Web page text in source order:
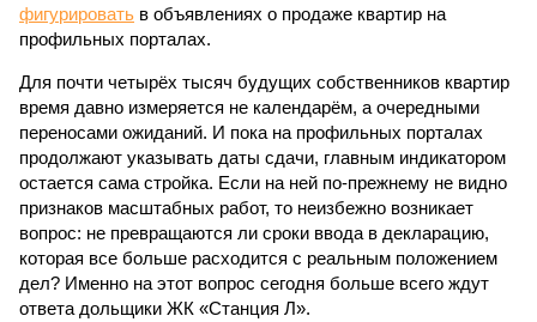
фигурировать в объявлениях о продаже квартир на
профильных порталах.
Для почти четырёх тысяч будущих собственников квартир
время давно измеряется не календарём, а очередными
переносами ожиданий. И пока на профильных порталах
продолжают указывать даты сдачи, главным индикатором
остается сама стройка. Если на ней по-прежнему не видно
признаков масштабных работ, то неизбежно возникает
вопрос: не превращаются ли сроки ввода в декларацию,
которая все больше расходится с реальным положением
дел? Именно на этот вопрос сегодня больше всего ждут
ответа дольщики ЖК «Станция Л».